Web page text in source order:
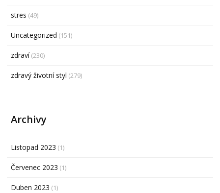
stres (49)
Uncategorized (151)
zdraví(230)
zdravý životní styl (279)
Archivy
Listopad 2023 (1)
Červenec 2023 (1)
Duben 2023 (1)